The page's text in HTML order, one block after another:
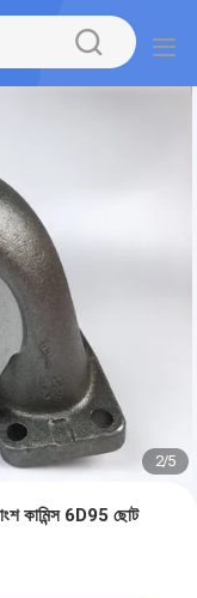
2/5
কামিন্স 6D95 ছোট